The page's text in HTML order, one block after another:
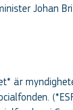
Johan
är